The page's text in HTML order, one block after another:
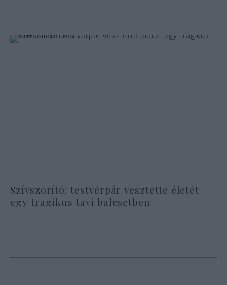
Szívszorító: testvérpár vesztette életét
egy tragikus tavi balesetben